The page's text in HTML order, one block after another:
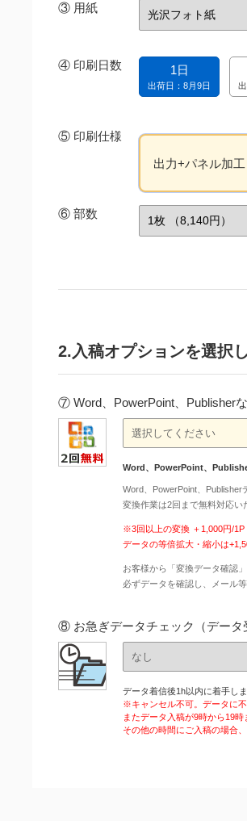
③ 用紙
④ 印刷日数 1日
出荷日：8月9日
⑤ 印刷仕様
出力+パネル加工
⑥ 部数
2.入稿オプションを選択
⑦ Word、PowerPoint、Publisher
Word、PowerPoint、
Word、PowerPoint、Publisher
変換作業は2回まで無料対応い
※3回以上の変換 ＋1,000円/1P
データの等倍拡大・縮小は
お客様から「変換データ確認
必ずデータを確認し、メール
⑧ お急ぎデータチェック（データ
データ着信後1h以内に着手し
※キャンセル不可。データに
またデータ入稿が9時から19時
その他の時間にご入稿の場合